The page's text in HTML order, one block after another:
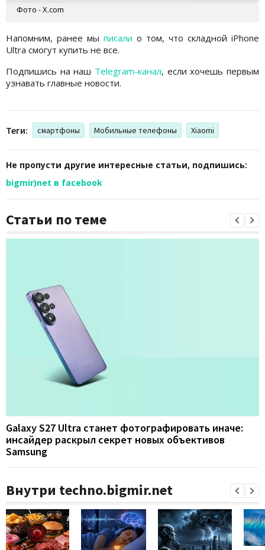
Фото - Х.com
Напомним, ранее мы писали о том, что складной iPhone
Ultra смогут купить не все.
Подпишись на наш Telegram-канал, если хочешь первым
узнавать главные новости.
Теги: смартфоны Мобильные телефоны Xiaomi
Не пропусти другие интересные статьи, подпишись:
bigmir)net в facebook
Статьи по теме
Galaxy S27 Ultra станет фотографировать иначе:
инсайдер раскрыл секрет новых объективов
Samsung
Внутри techno.bigmir.net